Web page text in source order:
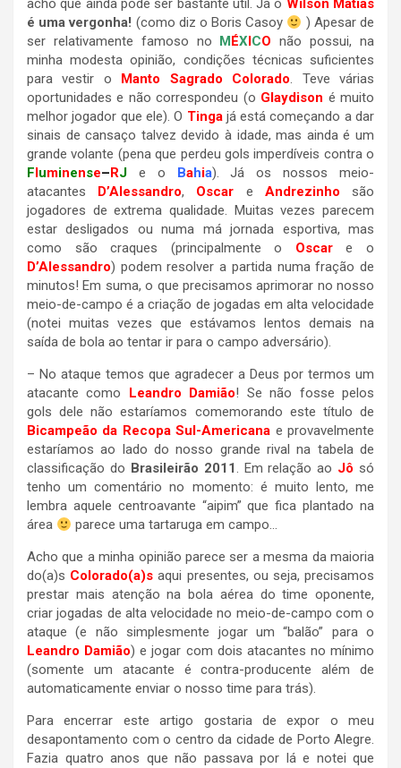
acho que ainda pode ser bastante útil. Já o Wilson Matias
é uma vergonha! (como diz o Boris Casoy
) Apesar de
ser relativamente famoso no MÉXICO não possui, na
minha modesta opinião, condições técnicas suficientes
para vestir o Manto Sagrado Colorado. Teve várias
oportunidades e não correspondeu (o Glaydison é muito
melhor jogador que ele). O Tingajá está começando a dar
sinais de cansaço talvez devido à idade, mas ainda é um
grande volante (pena que perdeu gols imperdíveis contra o
Fluminense–RJ e o Bahia). Já os nossos meio-
atacantes D’Alessandro, Oscar e Andrezinho são
jogadores de extrema qualidade. Muitas vezes parecem
estar desligados ou numa má jornada esportiva, mas
como são craques (principalmente o Oscare o
D’Alessandro) podem resolver a partida numa fração de
minutos! Em suma, o que precisamos aprimorar no nosso
meio-de-campo é a criação de jogadas em alta velocidade
(notei muitas vezes que estávamos lentos demais na
saída de bola ao tentar ir para o campo adversário).
– No ataque temos que agradecer a Deus por termos um
atacante como Leandro Damião! Se não fosse pelos
gols dele não estaríamos comemorando este título de
Bicampeão da Recopa Sul-Americana e provavelmente
estaríamos ao lado do nosso grande rival na tabela de
classificação do Brasileirão 2011. Em relação ao Jô só
tenho um comentário no momento: é muito lento, me
lembra aquele centroavante “aipim” que fica plantado na
área
parece uma tartaruga em campo…
Acho que a minha opinião parece ser a mesma da maioria
do(a)s Colorado(a)s aqui presentes, ou seja, precisamos
prestar mais atenção na bola aérea do time oponente,
criar jogadas de alta velocidade no meio-de-campo com o
ataque (e não simplesmente jogar um “balão” para o
Leandro Damião) e jogar com dois atacantes no mínimo
(somente um atacante é contra-producente além de
automaticamente enviar o nosso time para trás).
Para encerrar este artigo gostaria de expor o meu
desapontamento com o centro da cidade de Porto Alegre.
Fazia quatro anos que não passava por lá e notei que